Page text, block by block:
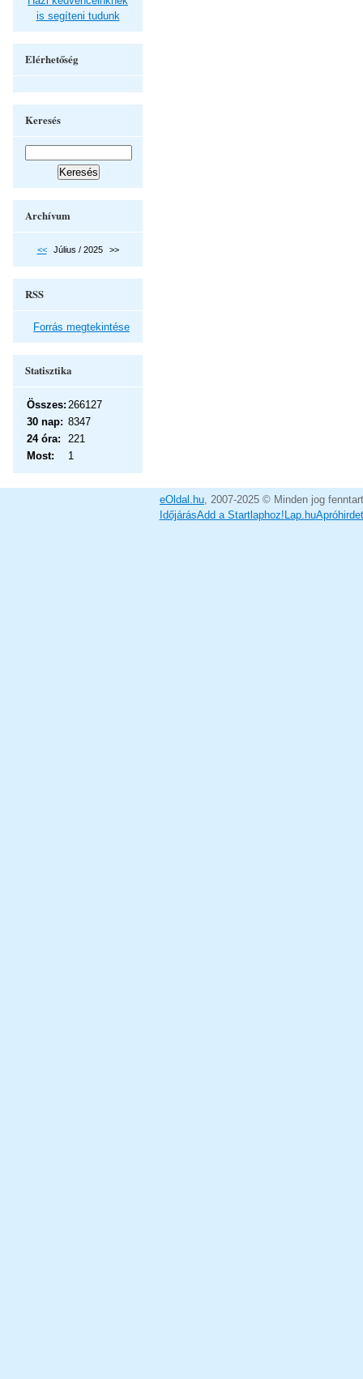
is segíteni tudunk
Elérhetőség
Keresés
Archívum
<< Július / 2025 >>
RSS
Forrás megtekintése
Statisztika
Most: 1
Összes: 266127
30 nap: 8347
24 óra:
221
eOldal.hu, 2007-2025 © Minden jog
IdőjárásAdd a Startlaphoz! Lap.hu